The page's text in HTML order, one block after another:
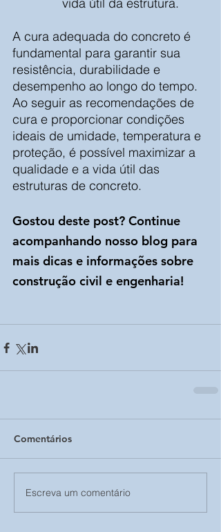
vida útil da estrutura.
A cura adequada do concreto é
fundamental para garantir sua
resistência, durabilidade e
desempenho ao longo do tempo.
Ao seguir as recomendações de
cura e proporcionar condições
ideais de umidade, temperatura e
proteção, é possível maximizar a
qualidade e a vida útil das
estruturas de concreto.
Gostou deste post? Continue
acompanhando nosso blog para
mais dicas e informações sobre
construção civil e engenharia!
Comentários
Escreva um comentário